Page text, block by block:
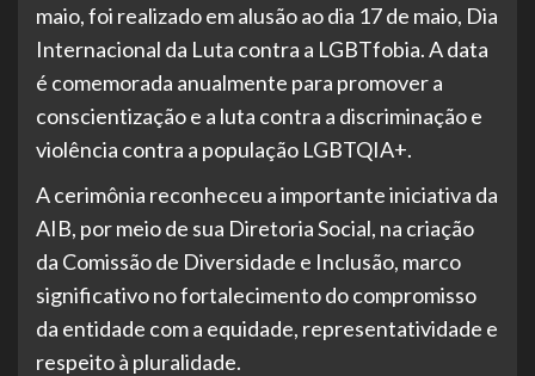
maio, foi realizado em alusão ao dia 17 de maio, Dia
Internacional da Luta contra a LGBTfobia. A data
é comemorada anualmente para promover a
conscientização e a luta contra a discriminação e
violência contra a população LGBTQIA+.
A cerimônia reconheceu a importante iniciativa da
AIB, por meio de sua Diretoria Social, na criação
da Comissão de Diversidade e Inclusão, marco
significativo no fortalecimento do compromisso
da entidade com a equidade, representatividade e
respeito à pluralidade.